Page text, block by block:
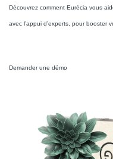
Découvrez comment Eurécia vous
avec l’appui d’experts, pour booster
Demander une démo